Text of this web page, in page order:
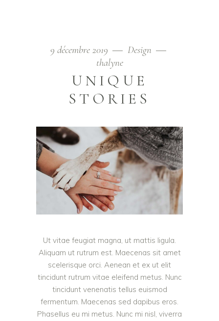
9 décembre 2019
Design
thalyne
UNIQUE
STORIES
Ut vitae feugiat magna, ut mattis ligula.
Aliquam ut rutrum est. Maecenas sit amet
scelerisque orci. Aenean et ex ut elit
tincidunt rutrum vitae eleifend metus. Nunc
tincidunt venenatis tellus euismod
fermentum. Maecenas sed dapibus eros.
Phasellus eu mi metus. Nunc mi nisl, viverra